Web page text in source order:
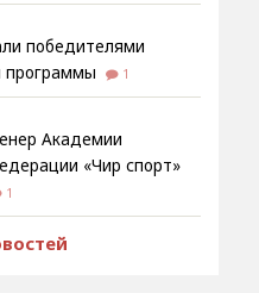
победителями
программы
1
Академии
«Чир спорт»
1